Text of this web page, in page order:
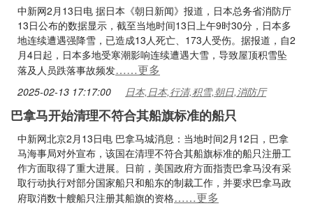
中新网2月13日电 据日本《朝日新闻》报道，日本总务省消防厅
13日公布的数据显示，截至当地时间13日上午9时30分，日本多
地连续遭遇强降雪，已造成13人死亡、173人受伤。据报道，自2
月4日起，日本多地受寒潮影响连续遭遇大雪，导致屋顶积雪坠
落及人员跌落事故频发……更多
2025-02-13 17:17:00 日本,日本,行清,积雪,朝日,消防厅
巴拿马开始清理不符合其船旗标准的船只
中新网北京2月13日电 巴拿马城消息：当地时间2月12日，巴拿
马海事局对外宣布，该国在清理不符合其船旗标准的船只注册工
作方面取得了重大进展。日前，美国政府方面指责巴拿马没有采
取行动执行对部分国家船只和船东的制裁工作，并要求巴拿马政
府取消数十艘船只注册其船旗的资格……更多